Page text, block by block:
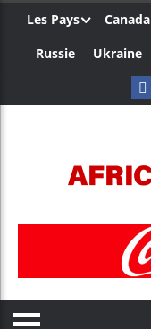
Les Pays Canada
Russie
Ukraine